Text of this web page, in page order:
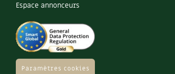
Espace annonceurs
Paramètres cookies